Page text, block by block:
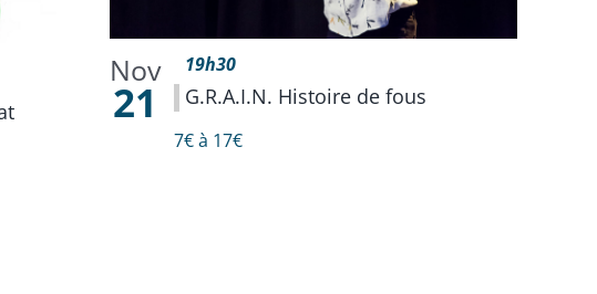
Nov
21
19h30
G.R.A.I.N. Histoire de fous
7€ à 17€